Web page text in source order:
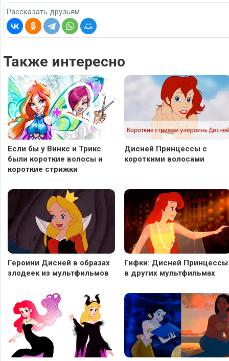
Рассказать друзьям
Также интересно
Если бы у Винкс и Трикс
были короткие волосы и
короткие стрижки
Дисней Принцессы с
короткими волосами
Героини Дисней в образах
злодеек из мультфильмов
Гифки: Дисней Принцессы
в других мультфильмах